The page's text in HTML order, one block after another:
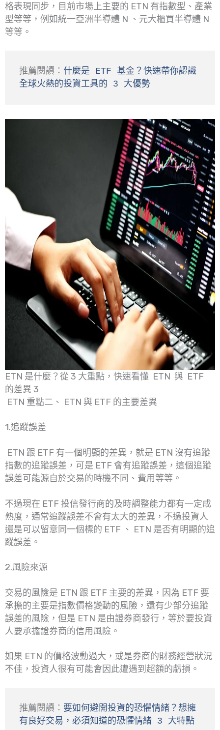
格表現同步，目前市場上主要的 ETN 有指數型、產業
型等等，例如統一亞洲半導體 N 、元大櫃買半導體 N
等等。
推薦閱讀： 什麼是 ETF 基金？快速帶你認識
全球火熱的投資工具的 3 大優勢
ETN 是什麼？從 3 大重點，快速看懂 ETN 與 ETF
的差異 3
ETN 重點二、 ETN 與 ETF 的主要差異
1.追蹤誤差
ETN 跟 ETF 有一個明顯的差異，就是 ETN 沒有追蹤
指數的追蹤誤差，可是 ETF 會有追蹤誤差，這個追蹤
誤差可能源自於交易的時機不同、費用等等。
不過現在 ETF 投信發行商的及時調整能力都有一定成
熟度，通常追蹤誤差不會有太大的差異，不過投資人
還是可以留意同一個標的 ETF 、 ETN 是否有明顯的追
蹤誤差。
2.風險來源
交易的風險是 ETN 跟 ETF 主要的差異，因為 ETF 要
承擔的主要是指數價格變動的風險，還有少部分追蹤
誤差的風險，但是 ETN 是由證券商發行，等於要投資
人要承擔證券商的信用風險。
如果 ETN 的價格波動過大，或是券商的財務經營狀況
不佳，投資人很有可能會因此遭遇到超額的虧損。
推薦閱讀： 要如何避開投資的恐懼情緒？想擁
有良好交易，必須知道的恐懼情緒 3 大特點